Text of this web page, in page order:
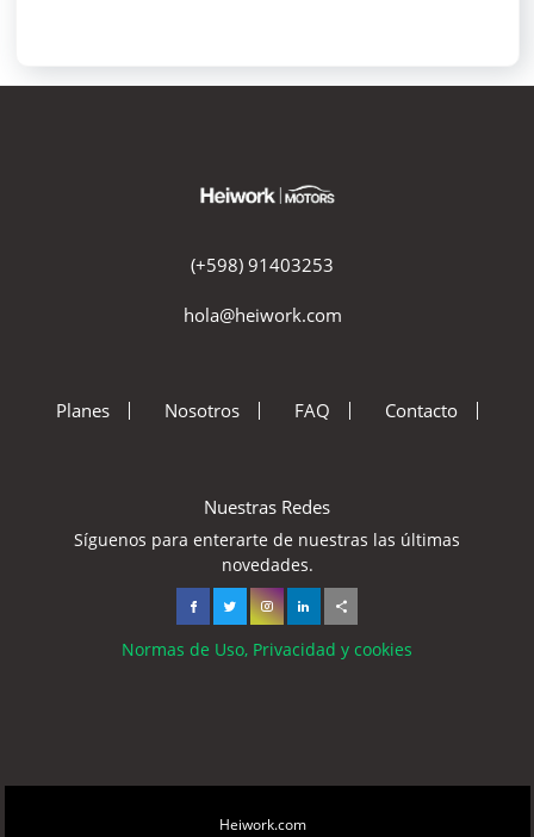
(+598) 91403253
hola@heiwork.com
Planes Nosotros FAQ Contacto
Nuestras Redes
Síguenos para enterarte de nuestras las últimas
novedades.
Normas de Uso, Privacidad y cookies
Heiwork.com